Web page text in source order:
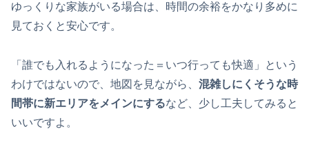
ゆっくりな家族がいる場合は、時間の余裕をかなり多めに
見ておくと安心です。
「誰でも入れるようになった＝いつ行っても快適」という
わけではないので、地図を見ながら、 混雑しにくそうな時
間帯に新エリアをメインにするなど、少し工夫してみると
いいですよ。